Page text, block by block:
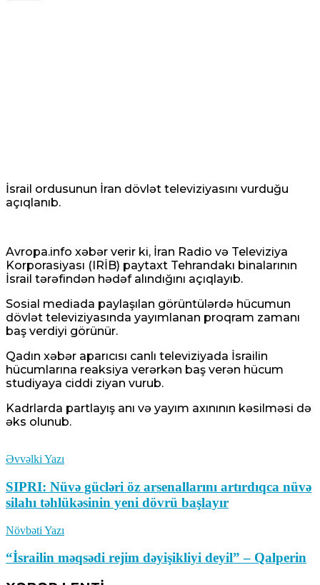
İsrail ordusunun İran dövlət televiziyasını vurduğu
açıqlanıb.
Avropa.info xəbər verir ki, İran Radio və Televiziya
Korporasiyası (IRİB) paytaxt Tehrandakı binalarının
İsrail tərəfindən hədəf alındığını açıqlayıb.
Sosial mediada paylaşılan görüntülərdə hücumun
dövlət televiziyasında yayımlanan proqram zamanı
baş verdiyi görünür.
Qadın xəbər aparıcısı canlı televiziyada İsrailin
hücumlarına reaksiya verərkən baş verən hücum
studiyaya ciddi ziyan vurub.
Kadrlarda partlayış anı və yayım axınının kəsilməsi də
əks olunub.
Əvvəlki Yazı
SIPRI: Nüvə gücləri öz arsenallarını artırdıqca nüvə
silahı təhlükəsinin yeni dövrü başlayır
Növbəti Yazı
“İsrailin məqsədi rejim dəyişikliyi deyil” – Qalperin